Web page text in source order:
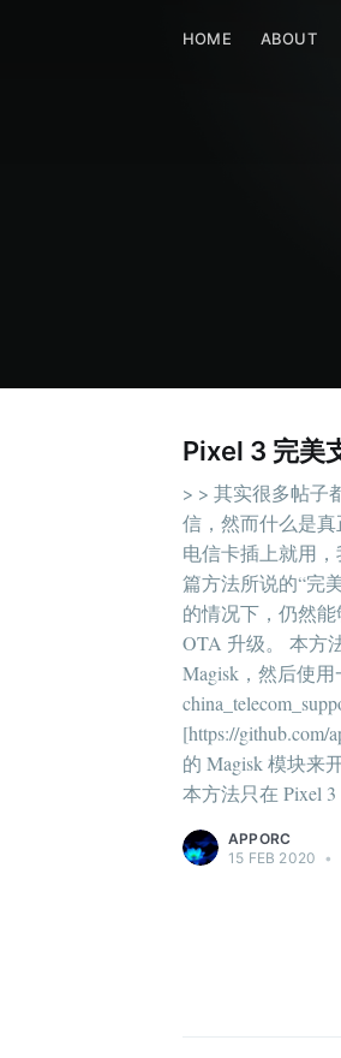
HOME ABOUT
Pixel 3 完美
> > 其实很多帖子
信，然而什么是
电信卡插上就用
篇方法所说的“完
的情况下，仍然
OTA 升级。 本方
Magisk，然后使
[https://github.com/
的 Magisk 模块来
本方法只在 Pixel 3
APPORC
15 FEB 2020 •